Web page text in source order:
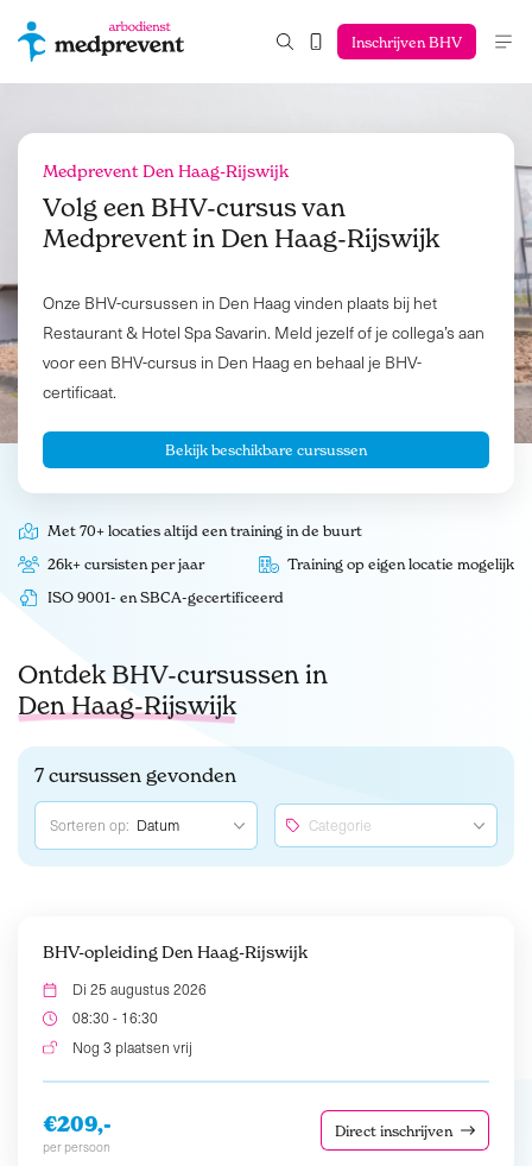
Inschrijven BHV
Medprevent Den Haag-Rijswijk
Volg een BHV-cursus van
Medprevent in Den Haag-Rijswijk
Onze BHV-cursussen in Den Haag vinden plaats bij het
Restaurant & Hotel Spa Savarin. Meld jezelf of je collega’s aan
voor een BHV-cursus in Den Haag en behaal je BHV-
certificaat.
Bekijk beschikbare cursussen
Met 70+ locaties altijd een training in de buurt
26k+ cursisten per jaar
Training op eigen locatie mogelijk
ISO 9001- en SBCA-gecertificeerd
Ontdek BHV-cursussen in
Den Haag-Rijswijk
7 cursussen gevonden
Sorteren op:
BHV-opleiding Den Haag-Rijswijk
Di 25 augustus 2026
08:30 - 16:30
Nog 3 plaatsen vrij
€209,-
per persoon
Direct inschrijven